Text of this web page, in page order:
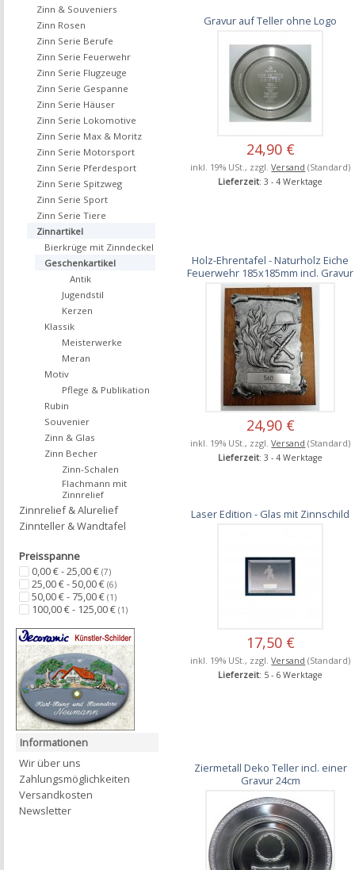
Gravur auf Teller ohne Logo
24,90 €
inkl. 19% USt., zzgl.Versand (Standard)
Lieferzeit: 3 - 4 Werktage
Holz-Ehrentafel - Naturholz Eiche
Feuerwehr 185x185mm incl. Gravur
24,90 €
inkl. 19% USt., zzgl.Versand (Standard)
Lieferzeit: 3 - 4 Werktage
Laser Edition - Glas mit Zinnschild
17,50 €
inkl. 19% USt., zzgl.Versand (Standard)
Lieferzeit: 5 - 6 Werktage
Ziermetall Deko Teller incl. einer
Gravur 24cm
Zinn & Souveniers
Zinn Rosen
Zinn Serie Berufe
Zinn Serie Feuerwehr
Zinn Serie Flugzeuge
Zinn Serie Gespanne
Zinn Serie Häuser
Zinn Serie Lokomotive
Zinn Serie Max & Moritz
Zinn Serie Motorsport
Zinn Serie Pferdesport
Zinn Serie Spitzweg
Zinn Serie Sport
Zinn Serie Tiere
Zinnartikel
Bierkrüge mit Zinndeckel
Geschenkartikel
Antik
Jugendstil
Kerzen
Klassik
Meisterwerke
Meran
Motiv
Pflege & Publikation
Rubin
Souvenier
Zinn & Glas
Zinn Becher
Zinn-Schalen
Flachmann mit
Zinnrelief
Zinnrelief & Alurelief
Zinnteller & Wandtafel
Preisspanne
0,00 € - 25,00 € (7)
25,00 € - 50,00 € (6)
50,00 € - 75,00 € (1)
100,00 € - 125,00 € (1)
Informationen
Wir über uns
Zahlungsmöglichkeiten
Versandkosten
Newsletter